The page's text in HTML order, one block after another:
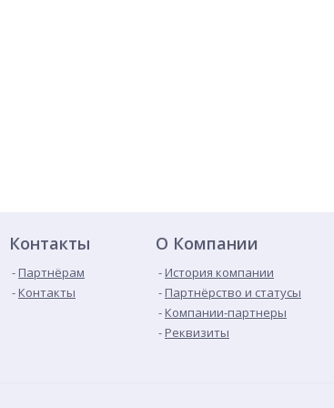
Контакты
Партнёрам
Контакты
О Компании
История компании
Партнёрство и статусы
Компании-партнеры
Реквизиты